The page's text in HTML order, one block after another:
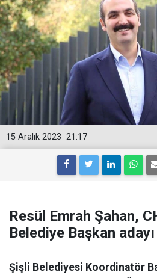
21:17
15 Aralık 2023
Resül Emrah Şahan,
Belediye Başkan
Şişli Belediyesi Koordinatör